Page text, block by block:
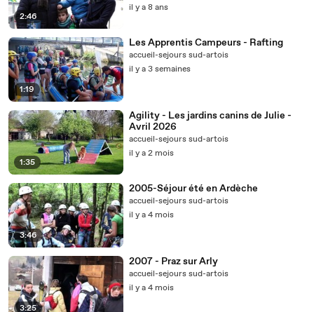
2:46
il y a 8 ans
1:19
Les Apprentis Campeurs - Rafting
accueil-sejours sud-artois
il y a 3 semaines
1:35
Agility - Les jardins canins de Julie -
Avril 2026
accueil-sejours sud-artois
il y a 2 mois
3:46
2005-Séjour été en Ardèche
accueil-sejours sud-artois
il y a 4 mois
3:25
2007 - Praz sur Arly
accueil-sejours sud-artois
il y a 4 mois